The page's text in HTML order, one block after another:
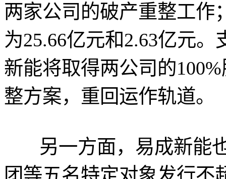
两家公司的破产重整工作
为25.66亿元和2.63亿元
新能将取得两公司的
整方案，重回运作轨道。
另一方面，易成新能也